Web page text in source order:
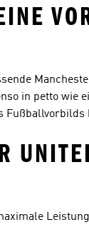
in petto wie